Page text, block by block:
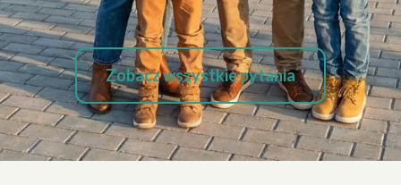
Zobacz wszystkie pytania